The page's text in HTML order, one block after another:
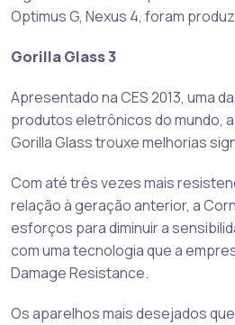
Optimus G, Nexus 4, foram
Gorilla Glass 3
Apresentado na CES 2013, uma
produtos eletrônicos do mundo,
Gorilla Glass trouxe melhorias
Com até três vezes mais
relação à geração anterior, a
esforços para diminuir a
com uma tecnologia que a
Damage Resistance.
Os aparelhos mais desejados